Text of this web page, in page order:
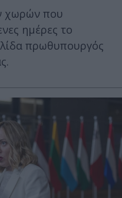
χωρών που
ημέρες το
πρωθυπουργός